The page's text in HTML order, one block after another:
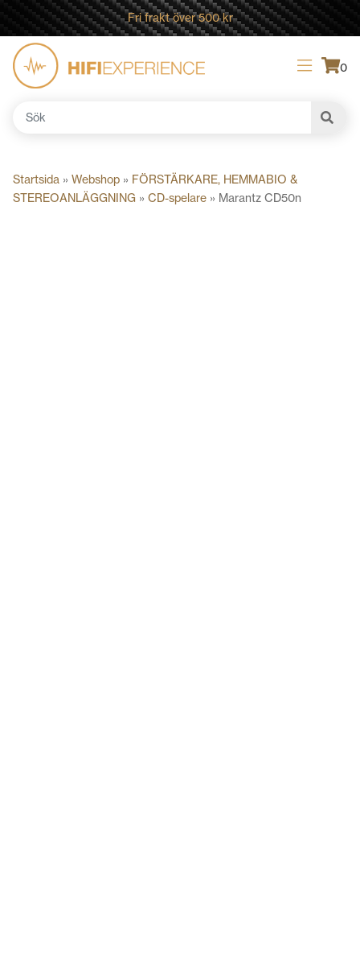
Fri frakt över 500 kr
0
Sök
Startsida » Webshop » FÖRSTÄRKARE, HEMMABIO &
STEREOANLÄGGNING » CD-spelare » Marantz CD50n